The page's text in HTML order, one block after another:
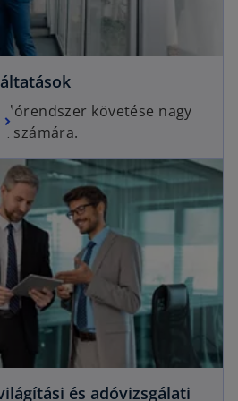
követése nagy
számára.
és adóvizsgálati